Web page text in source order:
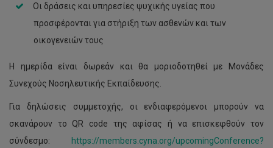
Οι δράσεις και υπηρεσίες ψυχικής υγείας που
προσφέρονται για στήριξη των ασθενών και των
οικογενειών τους
Η ημερίδα είναι δωρεάν και θα μοριοδοτηθεί με Μονάδες
Συνεχούς Νοσηλευτικής Εκπαίδευσης.
Για δηλώσεις συμμετοχής, οι ενδιαφερόμενοι μπορούν να
σκανάρουν το QR code της αφίσας ή να επισκεφθούν τον
σύνδεσμο:
https://members.cyna.org/upcomingConference?